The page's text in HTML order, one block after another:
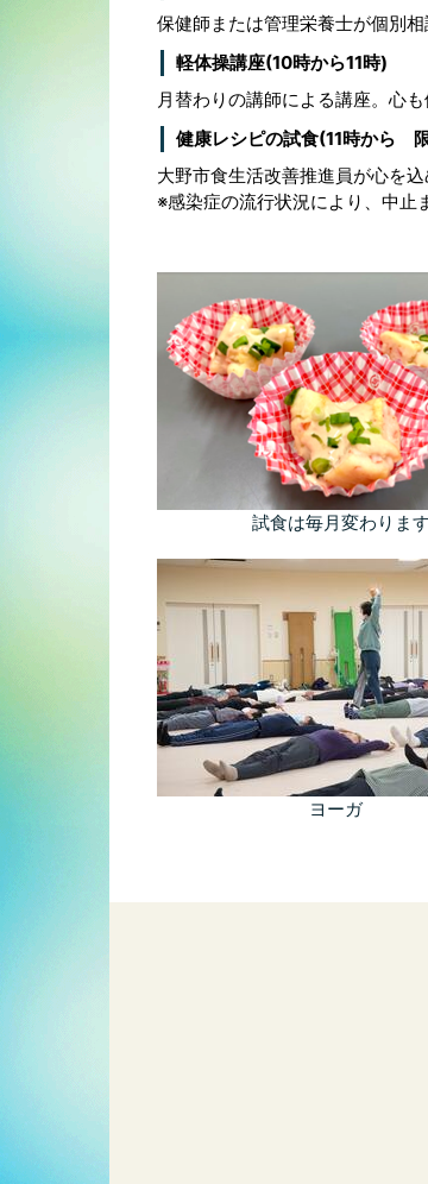
保健師または管理栄養士が個別
軽体操講座(10時から11時)
月替わりの講師による講座。心
健康レシピの試食(11時から
大野市食生活改善推進員が心を
※感染症の流行状況により、中止
試食は毎月変わります
ヨーガ